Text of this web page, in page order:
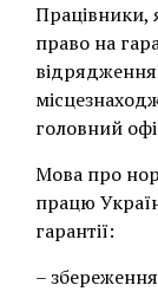
Працівники,
право на
головний
Мова про
працю
гарантії:
–